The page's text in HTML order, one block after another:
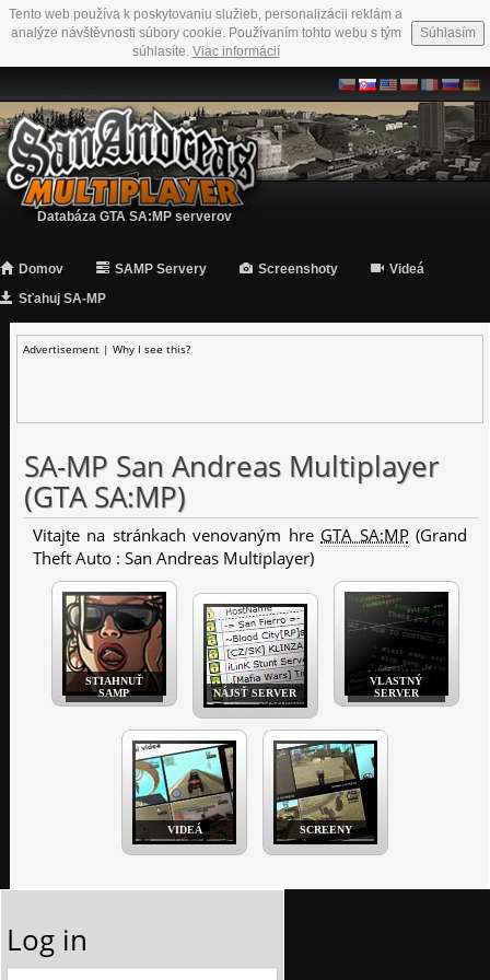
Tento web používa k poskytovaniu služieb, personalizácii reklám a
analýze návštěvnosti súbory cookie. Používaním tohto webu s tým
súhlasíte. Viac informácií
Súhlasím
Databáza GTA SA:MP serverov
Domov SAMP Servery Screenshoty
Videá
Sťahuj SA-MP
Advertisement | Why I see this?
SA-MP San Andreas Multiplayer
(GTA SA:MP)
Vitajte na stránkach venovaným hre GTA SA:MP(Grand
Theft Auto : San Andreas Multiplayer)
STIAHNUŤ
SAMP
NÁJSŤ SERVER
VLASTNÝ
SERVER
VIDEÁ SCREENY
Log in